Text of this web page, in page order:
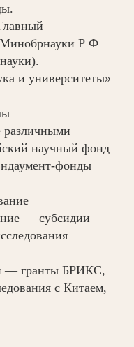
Минобрнауки Р Ф
и университеты»
различными
научный фонд
фонды
— субсидии
— гранты БРИКС,
с Китаем,